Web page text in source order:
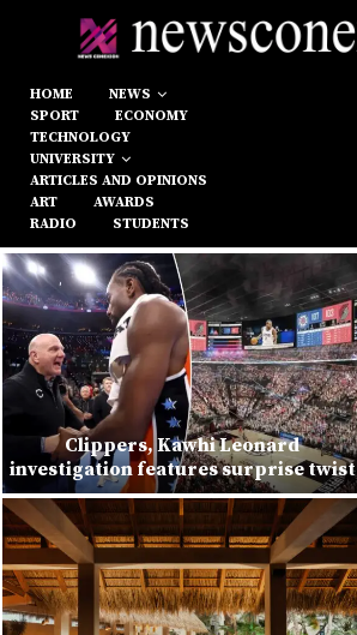
HOME
NEWS
SPORT
ECONOMY
TECHNOLOGY
UNIVERSITY
ARTICLES AND OPINIONS
ART
AWARDS
RADIO
STUDENTS
Clippers, Kawhi Leonard
investigation features surprise twist